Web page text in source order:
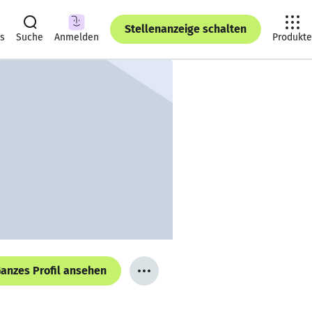
Suche Anmelden
Stellenanzeige schalten
Produkte
Profil ansehen